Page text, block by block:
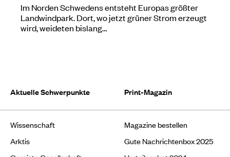
Im Norden Schwedens entsteht Europas größter
Landwindpark. Dort, wo jetzt grüner Strom erzeugt
wird, weideten bislang…
Aktuelle Schwerpunkte
Wissenschaft
Arktis
Print-Magazin
Magazine bestellen
Gute Nachrichtenbox 2025